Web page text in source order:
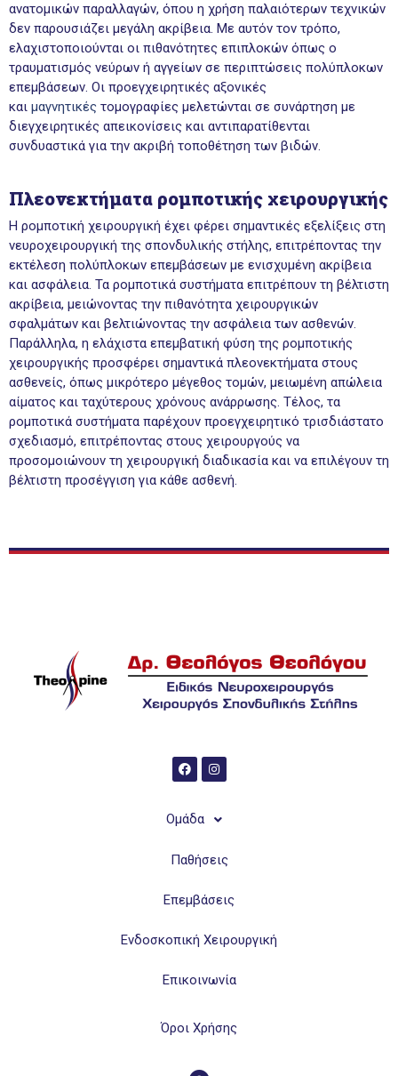
ανατομικών παραλλαγών, όπου η χρήση παλαιότερων τεχνικών
δεν παρουσιάζει μεγάλη ακρίβεια. Με αυτόν τον τρόπο,
ελαχιστοποιούνται οι πιθανότητες επιπλοκών όπως ο
τραυματισμός νεύρων ή αγγείων σε περιπτώσεις πολύπλοκων
επεμβάσεων. Οι προεγχειρητικές αξονικές
και μαγνητικές τομογραφίες μελετώνται σε συνάρτηση με
διεγχειρητικές απεικονίσεις και αντιπαρατίθενται
συνδυαστικά για την ακριβή τοποθέτηση των βιδών.
Πλεονεκτήματα ρομποτικής χειρουργικής
Η ρομποτική χειρουργική έχει φέρει σημαντικές εξελίξεις στη
νευροχειρουργική της σπονδυλικής στήλης, επιτρέποντας την
εκτέλεση πολύπλοκων επεμβάσεων με ενισχυμένη ακρίβεια
και ασφάλεια. Τα ρομποτικά συστήματα επιτρέπουν τη βέλτιστη
ακρίβεια, μειώνοντας την πιθανότητα χειρουργικών
σφαλμάτων και βελτιώνοντας την ασφάλεια των ασθενών.
Παράλληλα, η ελάχιστα επεμβατική φύση της ρομποτικής
χειρουργικής προσφέρει σημαντικά πλεονεκτήματα στους
ασθενείς, όπως μικρότερο μέγεθος τομών, μειωμένη απώλεια
αίματος και ταχύτερους χρόνους ανάρρωσης. Τέλος, τα
ρομποτικά συστήματα παρέχουν προεγχειρητικό τρισδιάστατο
σχεδιασμό, επιτρέποντας στους χειρουργούς να
προσομοιώνουν τη χειρουργική διαδικασία και να επιλέγουν τη
βέλτιστη προσέγγιση για κάθε ασθενή.
Ομάδα
Παθήσεις
Επεμβάσεις
Ενδοσκοπική Χειρουργική
Επικοινωνία
Όροι Χρήσης